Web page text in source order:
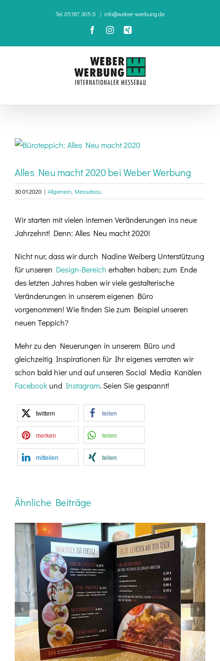
Tel. 05187 305 0 | info@weber-werbung.de
FacebookInstagram
Xing
Zeige
Bild
Alles Neu macht 2020 bei Weber Werbung
30.01.2020 | Allgemein, Messebau
Wir starten mit vielen internen Veränderungen ins neue
Jahrzehnt! Denn: Alles Neu macht 2020!
Nicht nur, dass wir durch Nadine Weiberg Unterstützung
für unseren Design-Bereich erhalten haben; zum Ende
des letzten Jahres haben wir viele gestalterische
Veränderungen in unserem eigenen Büro
vorgenommen! Wie finden Sie zum Beispiel unseren
neuen Teppich?
Mehr zu den Neuerungen in unserem Büro und
gleichzeitig Inspirationen für Ihr eigenes verraten wir
schon bald hier und auf unseren Social Media Kanälen
Facebook und Instagram. Seien Sie gespannt!
twittern teilen
merken teilen
mitteilen teilen
Ähnliche Beiträge